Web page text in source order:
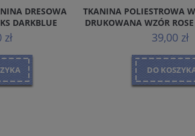
DRESOWA
DARKBLUE
TKANINA POLIESTROWA
DRUKOWANA WZÓR
39,00 zł
DO